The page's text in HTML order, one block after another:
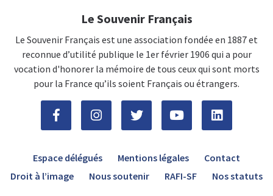
Le Souvenir Français
Le Souvenir Français est une association fondée en 1887 et
reconnue d’utilité publique le 1er février 1906 qui a pour
vocation d'honorer la mémoire de tous ceux qui sont morts
pour la France qu’ils soient Français ou étrangers.
Espace délégués Mentions légales
Contact
Droit à l’image
Nous soutenir RAFI-SF Nos statuts